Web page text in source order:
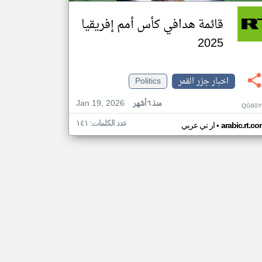
قائمة هدافي كأس أمم إفريقيا
2025
اخبار جزر القمر
Politics
Jan 19, 2026
منذ ٦ أشهر
ار تي عربي• عدد الكلمات: ١٤١